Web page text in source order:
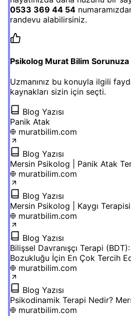
0533 369 44 54
randevu alabilirsiniz.
Psikolog Murat Bilim Sorunuza
Uzmanınız bu konuyla ilgili
kaynakları sizin için seçti.
Blog Yazısı
Panik Atak
muratbilim.com
Blog Yazısı
Mersin Psikolog | Panik Atak
muratbilim.com
Blog Yazısı
Mersin Psikolog | Kaygı
muratbilim.com
Blog Yazısı
Bilişsel Davranışçı Terapi
Bozukluğu İçin En Çok Tercih
muratbilim.com
Blog Yazısı
Psikodinamik Terapi Nedir?
muratbilim.com